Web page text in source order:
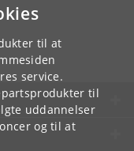
til at
service.
til
uddannelser
og til at